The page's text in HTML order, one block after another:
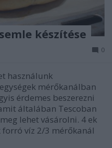
készítése
0
használunk
mérőkanálban
érdemes beszerezni
általában Tescoban
lehet vásárolni. 4 ek
forró víz 2/3 mérőkanál